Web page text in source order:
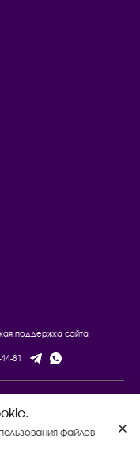
файлов
поддержка сайта
81
купли - продажи товаров
конфиденциальности